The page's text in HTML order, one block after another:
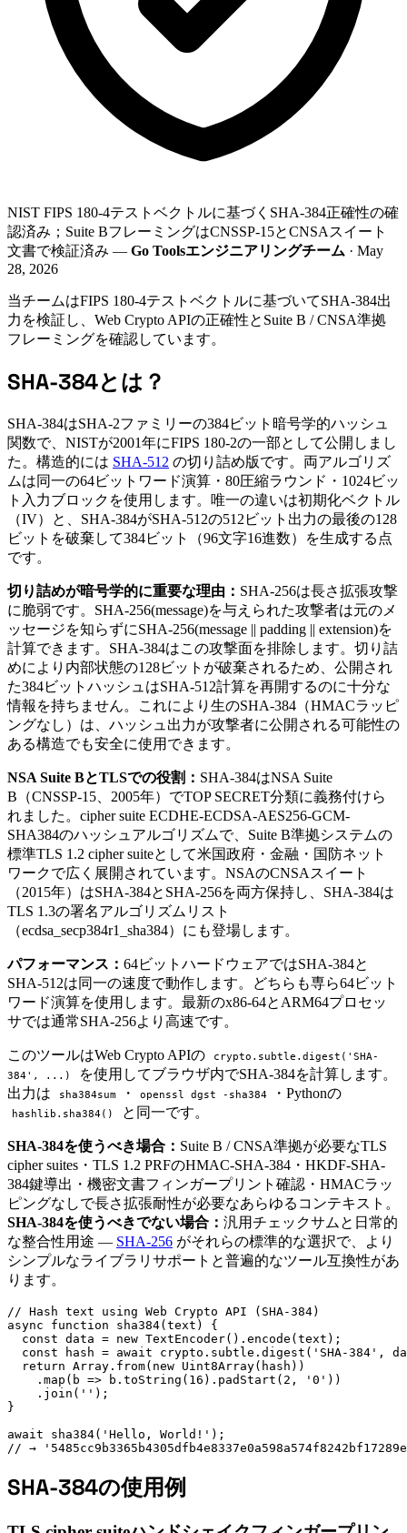
NIST FIPS 180-4テストベクトルに基づくSHA-384正確性の確
認済み；Suite BフレーミングはCNSSP-15とCNSAスイート
文書で検証済み — Go Toolsエンジニアリングチーム · May
28, 2026
当チームはFIPS 180-4テストベクトルに基づいてSHA-384出
力を検証し、Web Crypto APIの正確性とSuite B / CNSA準拠
フレーミングを確認しています。
SHA-384とは？
SHA-384はSHA-2ファミリーの384ビット暗号学的ハッシュ
関数で、NISTが2001年にFIPS 180-2の一部として公開しまし
た。構造的には SHA-512 の切り詰め版です。両アルゴリズ
ムは同一の64ビットワード演算・80圧縮ラウンド・1024ビッ
ト入力ブロックを使用します。唯一の違いは初期化ベクトル
（IV）と、SHA-384がSHA-512の512ビット出力の最後の128
ビットを破棄して384ビット（96文字16進数）を生成する点
です。
切り詰めが暗号学的に重要な理由： SHA-256は長さ拡張攻撃
に脆弱です。SHA-256(message)を与えられた攻撃者は元のメ
ッセージを知らずにSHA-256(message || padding || extension)を
計算できます。SHA-384はこの攻撃面を排除します。切り詰
めにより内部状態の128ビットが破棄されるため、公開され
た384ビットハッシュはSHA-512計算を再開するのに十分な
情報を持ちません。これにより生のSHA-384（HMACラッピ
ングなし）は、ハッシュ出力が攻撃者に公開される可能性の
ある構造でも安全に使用できます。
NSA Suite BとTLSでの役割： SHA-384はNSA Suite
B（CNSSP-15、2005年）でTOP SECRET分類に義務付けら
れました。cipher suite ECDHE-ECDSA-AES256-GCM-
SHA384のハッシュアルゴリズムで、Suite B準拠システムの
標準TLS 1.2 cipher suiteとして米国政府・金融・国防ネット
ワークで広く展開されています。NSAのCNSAスイート
（2015年）はSHA-384とSHA-256を両方保持し、SHA-384は
TLS 1.3の署名アルゴリズムリスト
（ecdsa_secp384r1_sha384）にも登場します。
パフォーマンス： 64ビットハードウェアではSHA-384と
SHA-512は同一の速度で動作します。どちらも専ら64ビット
ワード演算を使用します。最新のx86-64とARM64プロセッ
サでは通常SHA-256より高速です。
このツールはWeb Crypto APIの
crypto.subtle.digest('SHA-
384', ...)
を使用してブラウザ内でSHA-384を計算します。
出力は
sha384sum ・ openssl dgst -sha384 ・Pythonの
hashlib.sha384() と同一です。
SHA-384を使うべき場合： Suite B / CNSA準拠が必要なTLS
cipher suites・TLS 1.2 PRFのHMAC-SHA-384・HKDF-SHA-
384鍵導出・機密文書フィンガープリント確認・HMACラッ
ピングなしで長さ拡張耐性が必要なあらゆるコンテキスト。
SHA-384を使うべきでない場合： 汎用チェックサムと日常的
な整合性用途 — SHA-256 がそれらの標準的な選択で、より
シンプルなライブラリサポートと普遍的なツール互換性があ
ります。
// Hash text using Web Crypto API (SHA-384)
async function sha384(text) {
  const data = new TextEncoder().encode(text);
const hash = await crypto.subtle.digest('SHA-384',
  return Array.from(new Uint8Array(hash))
    .map(b => b.toString(16).padStart(2, '0'))
    .join('');
}
await sha384('Hello, World!');
// →
SHA-384の使用例